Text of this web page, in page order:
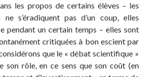
les propos de certains élèves – les
s’éradiquent pas d’un coup, elles
pendant un certain temps – elles sont
critiquées à bon escient par
que le « débat scientifique »
son rôle, en ce sens que son coût (en